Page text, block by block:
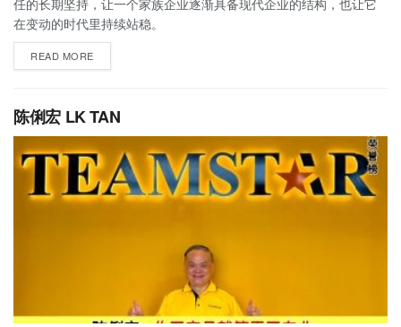
在变动的时代里持续站稳。
READ MORE
陈俐宏 LK TAN